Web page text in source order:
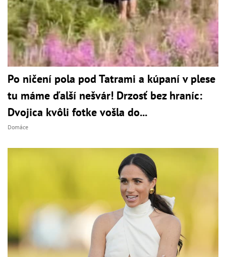
Po ničení pola pod Tatrami a kúpaní v plese
tu máme ďalší nešvár! Drzosť bez hraníc:
Dvojica kvôli fotke vošla do...
Domáce